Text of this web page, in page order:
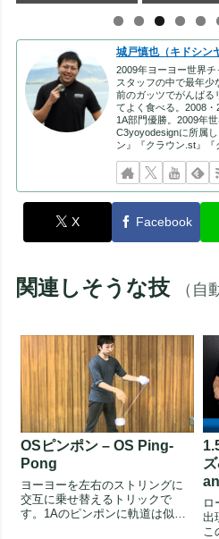
城戸慎也（キドシン
2009年ヨーヨー世界チ
スタッフの中で最年少
前のガッツでがんばる
てよく食べる。2008
1A部門優勝。2009年
C3yoyodesignに所属
ン』『クラウン.st』『
X Facebook
関連しそうな技 （自
OSピンポン – OS Ping-
Pong
ヨーヨーを左右のストリングに
交互に乗せ替えるトリックで
す。1Aのピンポンに軌道は似て
ロ
出
こ